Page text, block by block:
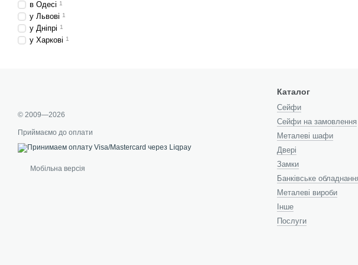
в Одесі 1
у Львові 1
у Дніпрі 1
у Харкові 1
© 2009—2026
Приймаємо до оплати
Мобільна версія
Каталог
Cейфи
Сейфи на замовлення
Металеві шафи
Двері
Замки
Банківське
Металеві вироби
Інше
Послуги